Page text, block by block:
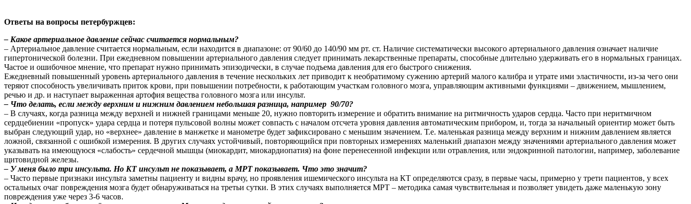
Ответы на вопросы петербуржцев:
– Какое артериальное давление сейчас считается нормальным?
– Артериальное давление считается нормальным, если находится в диапазоне: от 90/60 до 140/90 мм рт. ст. Наличие систематически высокого артериального давления означает наличие
гипертонической болезни. При ежедневном повышении артериального давления следует принимать лекарственные препараты, способные длительно удерживать его в нормальных границах.
Частое и ошибочное мнение, что препарат нужно принимать эпизодически, в случае подъема давления для его быстрого снижения.
Ежедневный повышенный уровень артериального давления в течение нескольких лет приводит к необратимому сужению артерий малого калибра и утрате ими эластичности, из-за чего они
теряют способность увеличивать приток крови, при повышении потребности, к работающим участкам головного мозга, управляющим активными функциями – движением, мышлением,
речью и др. и наступает выраженная артофия вещества головного мозга или инсульт.
– Что делать, если между верхним и нижним давлением небольшая разница, например 90/70?
– В случаях, когда разница между верхней и нижней границами меньше 20, нужно повторить измерение и обратить внимание на ритмичность ударов сердца. Часто при неритмичном
сердцебиении «пропуск» удара сердца и потеря пульсовой волны может совпасть с началом отсчета уровня давления автоматическим прибором, и, тогда за начальный ориентир может быть
выбран следующий удар, но «верхнее» давление в манжетке и манометре будет зафиксировано с меньшим значением. Т.е. маленькая разница между верхним и нижним давлением является
ложной, связанной с ошибкой измерения. В других случаях устойчивый, повторяющийся при повторных измерениях маленький диапазон между значениями артериального давления может
указывать на имеющуюся «слабость» сердечной мышцы (миокардит, миокардиопатия) на фоне перенесенной инфекции или отравления, или эндокринной патологии, например, заболевание
щитовидной железы.
– У меня было три инсульта. Но КТ инсульт не показывает, а МРТ показывает. Что это значит?
– Часто первые признаки инсульта заметны пациенту и видны врачу, но проявления ишемического инсульта на КТ определяются сразу, в первые часы, примерно у трети пациентов, у всех
остальных очаг повреждения мозга будет обнаруживаться на третьи сутки. В этих случаях выполняется МРТ – методика самая чувствительная и позволяет увидеть даже маленькую зону
повреждения уже через 3-6 часов.